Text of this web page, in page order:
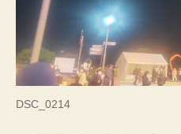
DSC_0214